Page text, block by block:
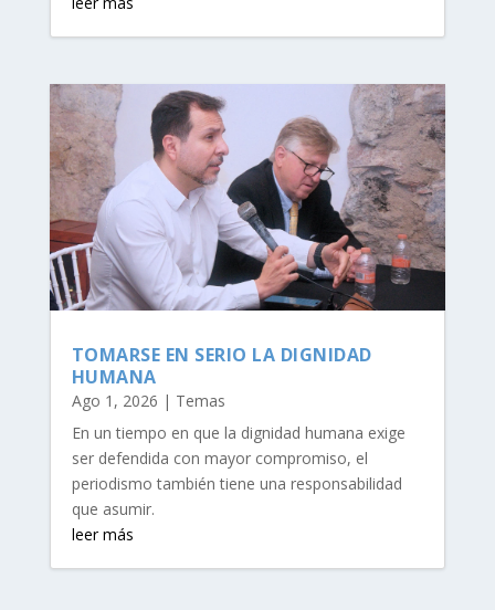
TOMARSE EN SERIO LA DIGNIDAD
HUMANA
Ago 1, 2026 | Temas
En un tiempo en que la dignidad humana exige
ser defendida con mayor compromiso, el
periodismo también tiene una responsabilidad
que asumir.
leer más